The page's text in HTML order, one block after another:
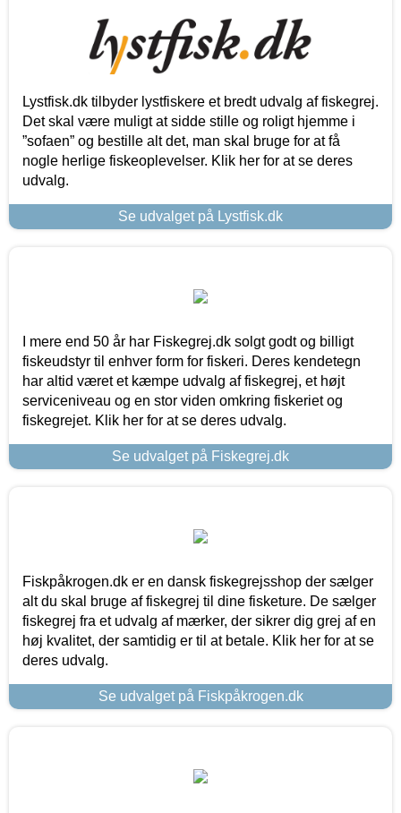
Lystfisk.dk tilbyder lystfiskere et bredt udvalg af fiskegrej.
Det skal være muligt at sidde stille og roligt hjemme i
”sofaen” og bestille alt det, man skal bruge for at få
nogle herlige fiskeoplevelser. Klik her for at se deres
udvalg.
Se udvalget på Lystfisk.dk
I mere end 50 år har Fiskegrej.dk solgt godt og billigt
fiskeudstyr til enhver form for fiskeri. Deres kendetegn
har altid været et kæmpe udvalg af fiskegrej, et højt
serviceniveau og en stor viden omkring fiskeriet og
fiskegrejet. Klik her for at se deres udvalg.
Se udvalget på Fiskegrej.dk
Fiskpåkrogen.dk er en dansk fiskegrejsshop der sælger
alt du skal bruge af fiskegrej til dine fisketure. De sælger
fiskegrej fra et udvalg af mærker, der sikrer dig grej af en
høj kvalitet, der samtidig er til at betale. Klik her for at se
deres udvalg.
Se udvalget på Fiskpåkrogen.dk